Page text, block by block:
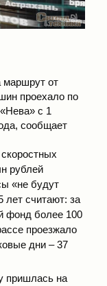
маршрут от
проехало по
с 1
сообщает
рублей
«не будут
лет считают: за
фонд более 100
проезжало
дни – 37
пришлась на